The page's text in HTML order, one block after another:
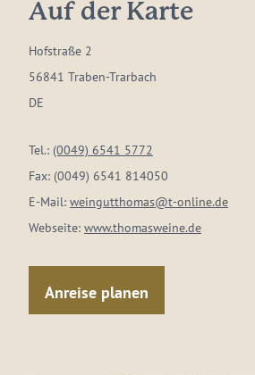
Auf der Karte
Hofstraße 2
56841 Traben-Trarbach
DE
Tel.: (0049) 6541 5772
Fax: (0049) 6541 814050
E-Mail: weingutthomas@t-online.de
Webseite: www.thomasweine.de
Anreise planen